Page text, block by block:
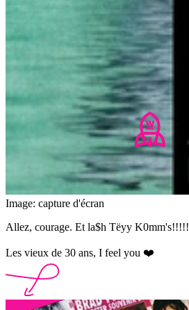
Image: capture d'écran
Allez, courage. Et la$h Tëyy K0mm's!!!!!
Les vieux de 30 ans, I feel you ❤️